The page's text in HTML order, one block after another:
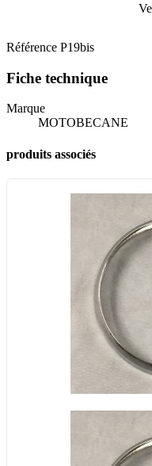
Référence P19bis
Fiche technique
Marque
MOTOBECANE
produits associés